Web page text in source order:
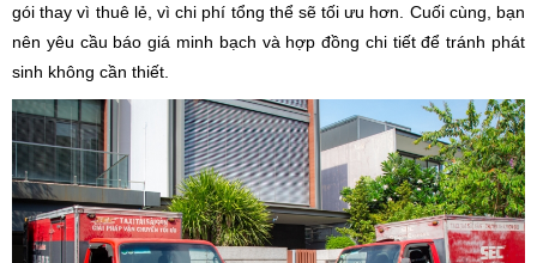
gói thay vì thuê lẻ, vì chi phí tổng thể sẽ tối ưu hơn. Cuối cùng, bạn
nên yêu cầu báo giá minh bạch và hợp đồng chi tiết để tránh phát
sinh không cần thiết.